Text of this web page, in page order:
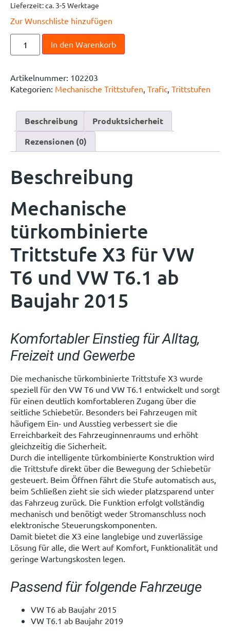
Lieferzeit:ca. 3-5 Werktage
Zur Wunschliste hinzufügen
In den Warenkorb
Artikelnummer: 102203
Kategorien: Mechanische Trittstufen, Trafic, Trittstufen
Beschreibung
Produktsicherheit
Rezensionen (0)
Beschreibung
Mechanische
türkombinierte
Trittstufe X3 für VW
T6 und VW T6.1 ab
Baujahr 2015
Komfortabler Einstieg für Alltag,
Freizeit und Gewerbe
Die mechanische türkombinierte Trittstufe X3 wurde
speziell für den VW T6 und VW T6.1 entwickelt und sorgt
für einen deutlich komfortableren Zugang über die
seitliche Schiebetür. Besonders bei Fahrzeugen mit
häufigem Ein- und Ausstieg verbessert sie die
Erreichbarkeit des Fahrzeuginnenraums und erhöht
gleichzeitig die Sicherheit.
Durch die intelligente türkombinierte Konstruktion wird
die Trittstufe direkt über die Bewegung der Schiebetür
gesteuert. Beim Öffnen fährt die Stufe automatisch aus,
beim Schließen zieht sie sich wieder platzsparend unter
das Fahrzeug zurück. Die Funktion erfolgt vollständig
mechanisch und benötigt weder Stromanschluss noch
elektronische Steuerungskomponenten.
Damit bietet die X3 eine langlebige und zuverlässige
Lösung für alle, die Wert auf Komfort, Funktionalität und
geringe Wartungskosten legen.
Passend für folgende Fahrzeuge
VW T6 ab Baujahr 2015
VW T6.1 ab Baujahr 2019